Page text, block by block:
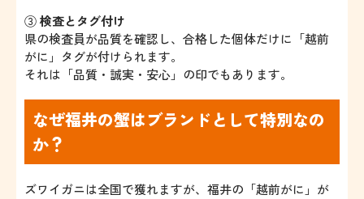
③検査とタグ付け
県の検査員が品質を確認し、合格した個体だけに「越前
がに」タグが付けられます。
それは「品質・誠実・安心」の印でもあります。
なぜ福井の蟹はブランドとして特別なの
か？
ズワイガニは全国で獲れますが、福井の「越前がに」が